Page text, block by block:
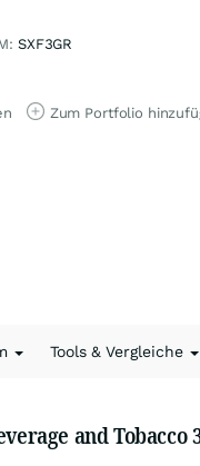
SXF3GR
Zum Portfolio
Tools & Vergleiche
and